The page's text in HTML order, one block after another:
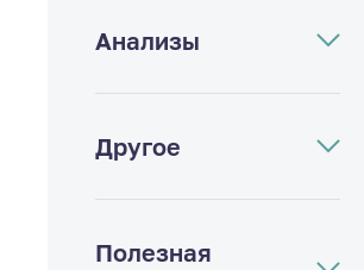
Анализы
Другое
Полезная